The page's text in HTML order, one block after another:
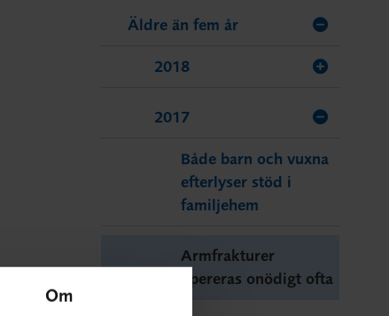
Om
Äldre än fem år
2018
2017
Både barn och vuxna
efterlyser stöd i
familjehem
Armfrakturer
opereras onödigt ofta